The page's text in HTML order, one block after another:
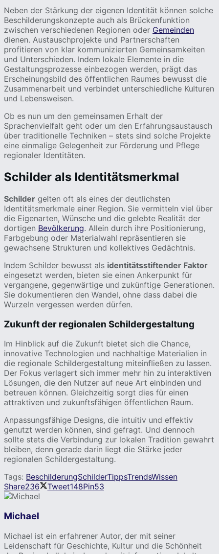
Neben der Stärkung der eigenen Identität können solche
Beschilderungskonzepte auch als Brückenfunktion
zwischen verschiedenen Regionen oder Gemeinden
dienen. Austauschprojekte und Partnerschaften
profitieren von klar kommunizierten Gemeinsamkeiten
und Unterschieden. Indem lokale Elemente in die
Gestaltungsprozesse einbezogen werden, prägt das
Erscheinungsbild des öffentlichen Raumes bewusst die
Zusammenarbeit und verbindet unterschiedliche Kulturen
und Lebensweisen.
Ob es nun um den gemeinsamen Erhalt der
Sprachenvielfalt geht oder um den Erfahrungsaustausch
über traditionelle Techniken – stets sind solche Projekte
eine einmalige Gelegenheit zur Förderung und Pflege
regionaler Identitäten.
Schilder als Identitätsmerkmal
Schilder gelten oft als eines der deutlichsten
Identitätsmerkmale einer Region. Sie vermitteln viel über
die Eigenarten, Wünsche und die gelebte Realität der
dortigen Bevölkerung. Allein durch ihre Positionierung,
Farbgebung oder Materialwahl repräsentieren sie
gewachsene Strukturen und kollektives Gedächtnis.
Indem Schilder bewusst als identitätsstiftender Faktor
eingesetzt werden, bieten sie einen Ankerpunkt für
vergangene, gegenwärtige und zukünftige Generationen.
Sie dokumentieren den Wandel, ohne dass dabei die
Wurzeln vergessen werden dürfen.
Zukunft der regionalen Schildergestaltung
Im Hinblick auf die Zukunft bietet sich die Chance,
innovative Technologien und nachhaltige Materialien in
die regionale Schildergestaltung miteinfließen zu lassen.
Der Fokus verlagert sich immer mehr hin zu interaktiven
Lösungen, die den Nutzer auf neue Art einbinden und
betreuen können. Gleichzeitig sorgt dies für einen
attraktiven und zukunftsfähigen öffentlichen Raum.
Anpassungsfähige Designs, die intuitiv und effektiv
genutzt werden können, sind gefragt. Und dennoch
sollte stets die Verbindung zur lokalen Tradition gewahrt
bleiben, denn gerade darin liegt die Stärke jeder
regionalen Schildergestaltung.
Tags: BeschilderungSchilderTippsTrendsWissen
Share236 Tweet148Pin53
Michael
Michael ist ein erfahrener Autor, der mit seiner
Leidenschaft für Geschichte, Kultur und die Schönheit